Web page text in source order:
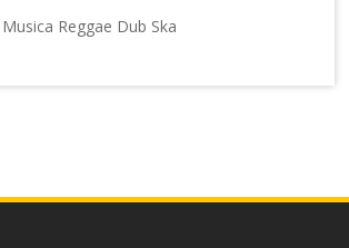
Musica Reggae Dub Ska